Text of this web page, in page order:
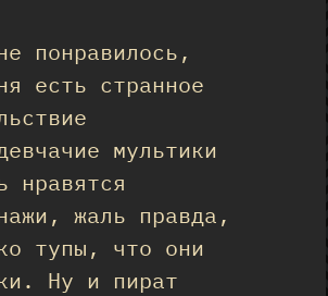
понравилось,
есть странное
мультики
нравятся
жаль правда,
тупы, что они
Ну и пират